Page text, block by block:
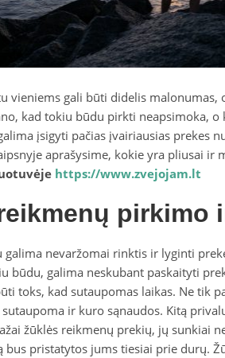
vieniems gali būti didelis
kad tokiu būdu pirkti neapsimoka,
įsigyti pačias įvairiausias prekes
aprašysime, kokie yra pliusai ir
https://www.zvejojam.lt
pirkimo
galima nevaržomai rinktis ir lyginti
būdu, galima neskubant paskaityti
toks, kad sutaupomas laikas. Ne tik
ir kuro sąnaudos. Kitą
žūklės reikmenų prekių, jų sunkiai
bus pristatytos jums tiesiai prie durų.